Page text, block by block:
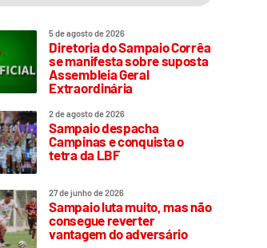
5 de agosto de 2026
Diretoria do Sampaio Corrêa
se manifesta sobre suposta
Assembleia Geral
Extraordinária
2 de agosto de 2026
Sampaio despacha
Campinas e conquista o
tetra da LBF
27 de junho de 2026
Sampaio luta muito, mas não
consegue reverter
vantagem do adversário